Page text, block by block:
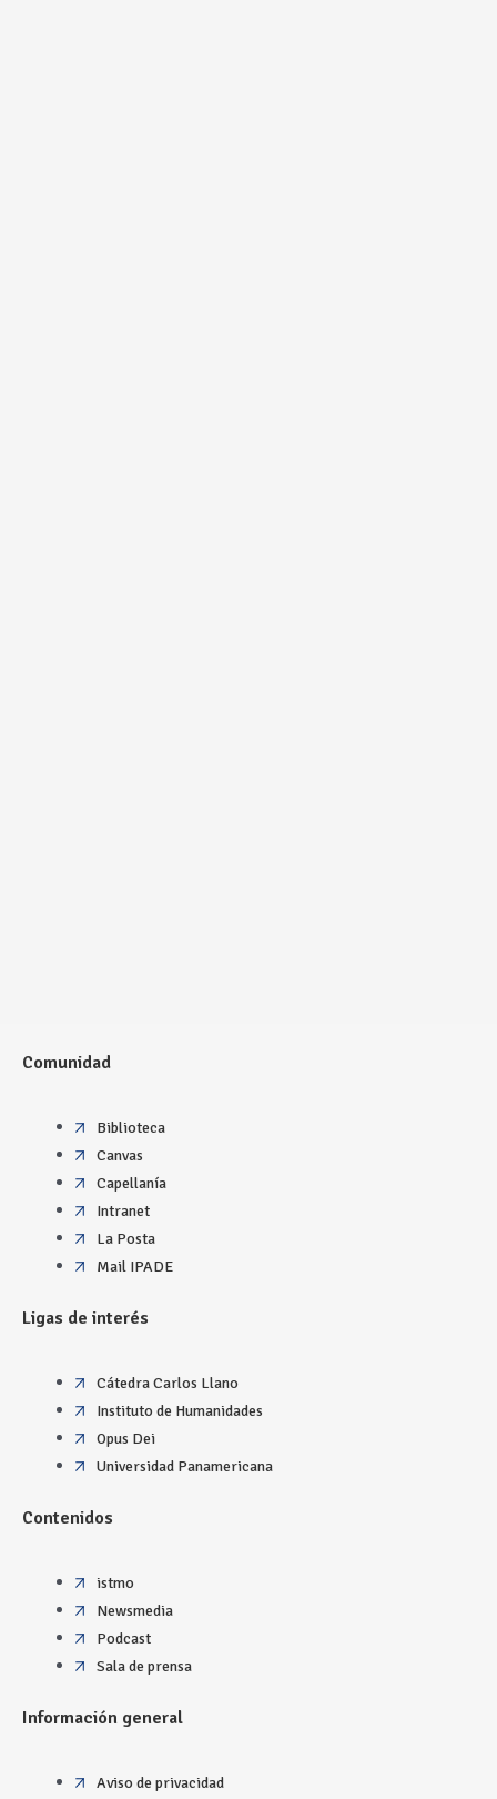
Comunidad
Biblioteca
Canvas
Capellanía
Intranet
La Posta
Mail IPADE
Ligas de interés
Cátedra Carlos Llano
Instituto de Humanidades
Opus Dei
Universidad Panamericana
Contenidos
istmo
Newsmedia
Podcast
Sala de prensa
Información general
Aviso de privacidad